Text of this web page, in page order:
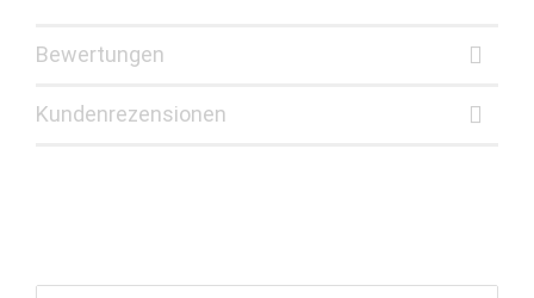
Bewertungen
Kundenrezensionen